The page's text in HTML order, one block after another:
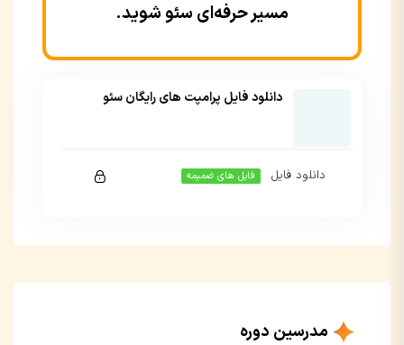
مسیر حرفه‌ای سئو شوید.
دانلود فایل پرامپت های رایگان سئو
دانلود فایل فایل های ضمیمه
مدرسین دوره